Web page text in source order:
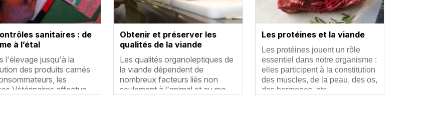
sanitaires : de
à l’étal
l'élevage jusqu'à la
des produits carnés
les
Vétérinaires effectue…
Obtenir et préserver les
qualités de la viande
Résumé
Les qualités organoleptiques de
la viande dépendent de
nombreux facteurs liés non
seulement à l'animal et au mo…
Les protéines et la viande
Résumé
Les protéines jouent un rôle
essentiel dans notre organisme :
elles participent à la constitution
des muscles, de la peau, des os,
des hormones, etc.